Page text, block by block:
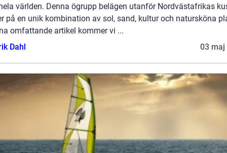
världen. Denna ögrupp belägen utanför Nordvästafrikas
på en unik kombination av sol, sand, kultur och natursköna
omfattande artikel kommer vi ...
Dahl
03 maj